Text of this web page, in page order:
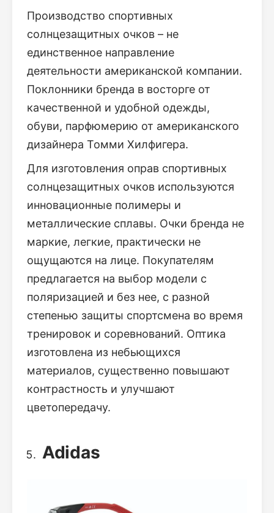
Производство спортивных
солнцезащитных очков – не
единственное направление
деятельности американской компании.
Поклонники бренда в восторге от
качественной и удобной одежды,
обуви, парфюмерию от американского
дизайнера Томми Хилфигера.
Для изготовления оправ спортивных
солнцезащитных очков используются
инновационные полимеры и
металлические сплавы. Очки бренда не
маркие, легкие, практически не
ощущаются на лице. Покупателям
предлагается на выбор модели с
поляризацией и без нее, с разной
степенью защиты спортсмена во время
тренировок и соревнований. Оптика
изготовлена из небьющихся
материалов, существенно повышают
контрастность и улучшают
цветопередачу.
Adidas